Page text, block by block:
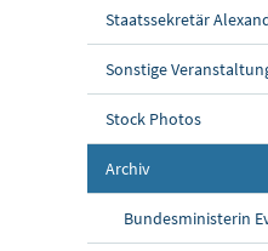
Staatssekretär
Sonstige
Stock Photos
Archiv
Bundesministerin